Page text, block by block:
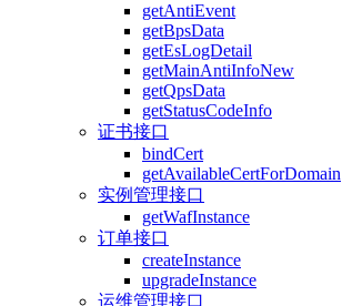
getAntiEvent
getBpsData
getEsLogDetail
getMainAntiInfoNew
getQpsData
getStatusCodeInfo
证书接口
bindCert
getAvailableCertForDomain
实例管理接口
getWafInstance
订单接口
createInstance
upgradeInstance
运维管理接口